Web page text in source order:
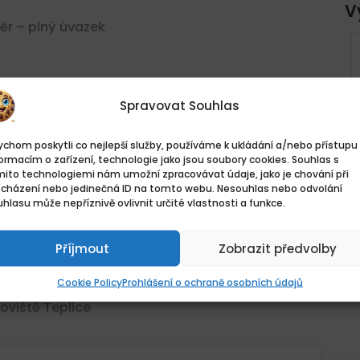
Spravovat Souhlas
poskytli co nejlepší služby, používáme k ukládání a/nebo přístupu
o zařízení, technologie jako jsou soubory cookies. Souhlas s
technologiemi nám umožní zpracovávat údaje, jako je chování při
nebo jedinečná ID na tomto webu. Nesouhlas nebo odvolání
může nepříznivě ovlivnit určité vlastnosti a funkce.
Příjmout Zobrazit předvolby
Cookie PolicyProhlášení o ochraně osobních údajů
– plný úvazek
Teplice
– PŘIDEJ SE K NÁM A STAŇ
Ústí nad Labem, Česko
Plný úvazek